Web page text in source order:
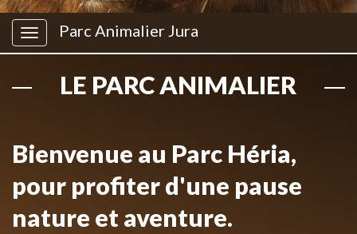
Parc Animalier Jura
LE PARC ANIMALIER
Bienvenue au Parc Héria,
pour profiter d'une pause
nature et aventure.